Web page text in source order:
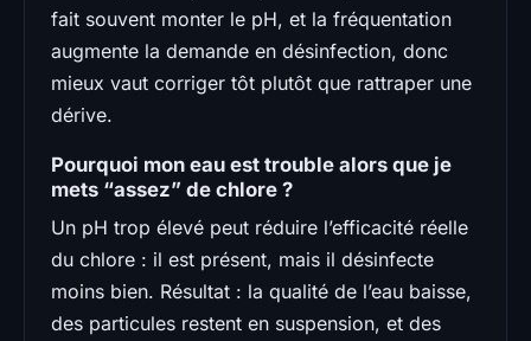
fait souvent monter le pH, et la fréquentation
augmente la demande en désinfection, donc
mieux vaut corriger tôt plutôt que rattraper une
dérive.
Pourquoi mon eau est trouble alors que je
mets “assez” de chlore ?
Un pH trop élevé peut réduire l’efficacité réelle
du chlore : il est présent, mais il désinfecte
moins bien. Résultat : la qualité de l’eau baisse,
des particules restent en suspension, et des